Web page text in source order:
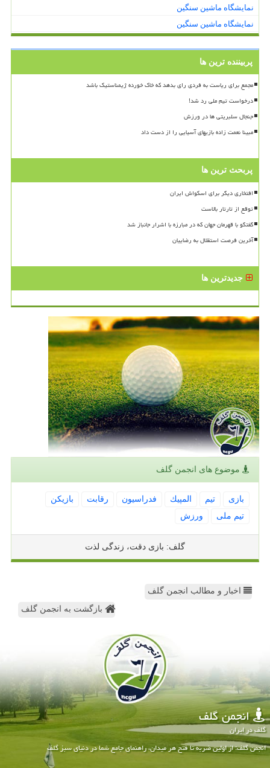
نمایشگاه ماشین سنگین
نمایشگاه ماشین سنگین
پربیننده ترین ها
مجمع برای ریاست به فردی رای بدهد که خاک خورده ژیمناستیک باشد
درخواست تیم ملی رد شد!
جنجال سلبریتی ها در ورزش
مبینا نعمت زاده بازیهای آسیایی را از دست داد
پربحث ترین ها
افتخاری دیگر برای اسکواش ایران
توقع از تارتار بالاست
گفتگو با قهرمان جهان که در مبارزه با اشرار جانباز شد
آخرین فرصت استقلال به رضاییان
جدیدترین ها
موضوع های انجمن گلف
بازی تیم المپیك فدراسیون رقابت
بازیكن
تیم ملی
ورزش
گلف: بازی دقت، زندگی لذت
اخبار و مطالب انجمن گلف
بازگشت به انجمن گلف
انجمن گلف
گلف در ایران
انجمن گلف: از اولین ضربه تا فتح هر میدان، راهنمای جامع شما در دنیای سبز گلف